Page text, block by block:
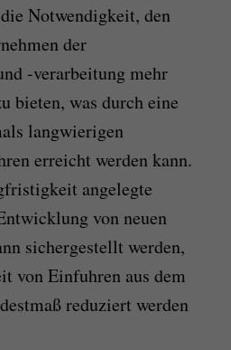
Notwendigkeit, den
der
-verarbeitung mehr
bieten, was durch eine
langwierigen
erreicht werden kann.
angelegte
von neuen
sichergestellt werden,
von Einfuhren aus dem
reduziert werden